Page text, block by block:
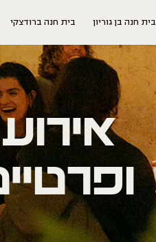
בית חנה בן גוריון בית חנה ברודצקי